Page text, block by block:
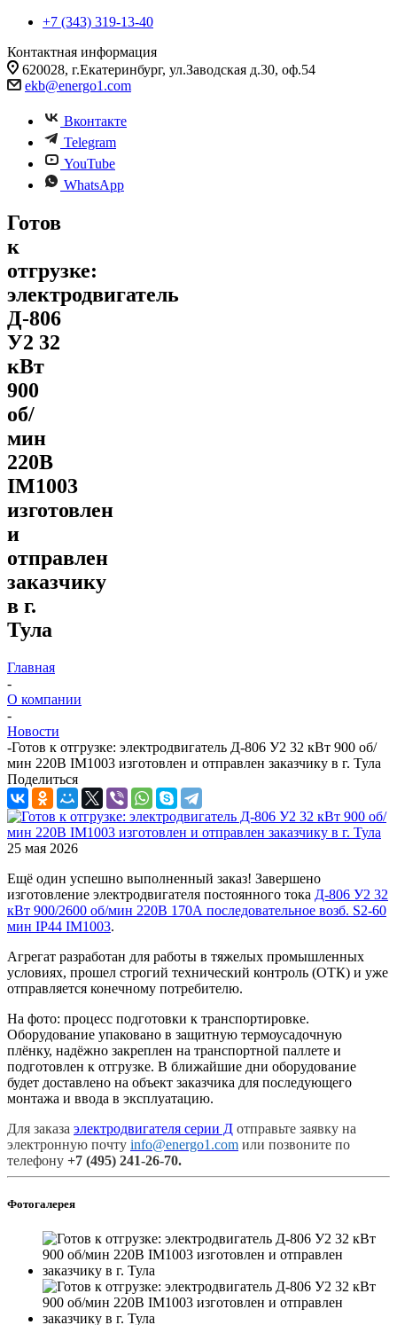
+7 (343) 319-13-40
Контактная информация
620028, г.Екатеринбург, ул.Заводская д.30, оф.54
ekb@energo1.com
Вконтакте
Telegram
YouTube
WhatsApp
Готов
к
отгрузке:
электродвигатель
Д-806
У2 32
кВт
900
об/
мин
220В
IM1003
изготовлен
и
отправлен
заказчику
в г.
Тула
Главная
-
О компании
-
Новости
-Готов к отгрузке: электродвигатель Д-806 У2 32 кВт 900 об/
мин 220В IM1003 изготовлен и отправлен заказчику в г. Тула
Поделиться
25 мая 2026
Ещё один успешно выполненный заказ! Завершено
изготовление электродвигателя постоянного тока Д-806 У2 32
кВт 900/2600 об/мин 220В 170А последовательное возб. S2-60
мин IP44 IM1003.
Агрегат разработан для работы в тяжелых промышленных
условиях, прошел строгий технический контроль (ОТК) и уже
отправляется конечному потребителю.
На фото: процесс подготовки к транспортировке.
Оборудование упаковано в защитную термоусадочную
плёнку, надёжно закреплен на транспортной паллете и
подготовлен к отгрузке. В ближайшие дни оборудование
будет доставлено на объект заказчика для последующего
монтажа и ввода в эксплуатацию.
Для заказа электродвигателя серии Д отправьте заявку на
электронную почту info@energo1.com или позвоните по
телефону +7 (495) 241-26-70.
Фотогалерея